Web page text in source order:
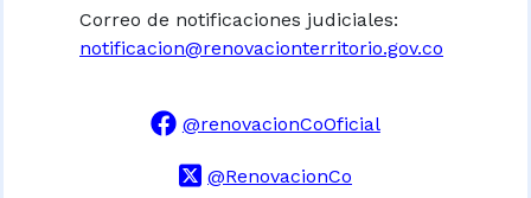
Correo de notificaciones judiciales:
notificacion@renovacionterritorio.gov.co
@renovacionCoOficial
@RenovacionCo